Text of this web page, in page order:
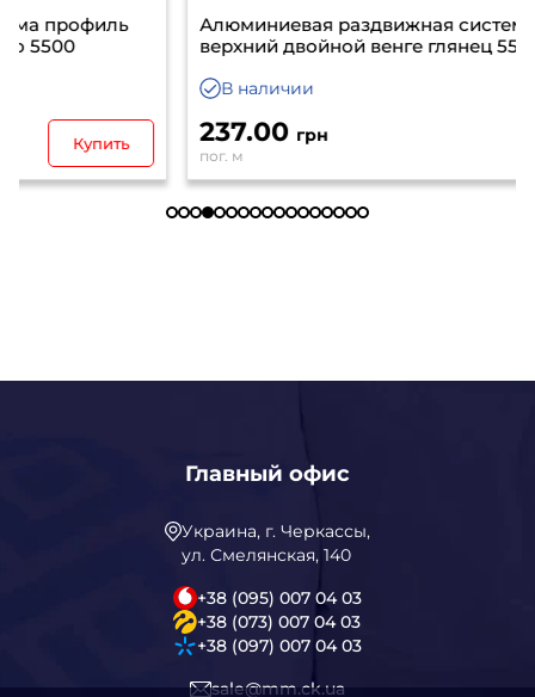
Алюминиевая раздвижная система рельс
верхний двойной венге глянец 5500
237.00
пог. м
Главный офис
Украина, г. Черкассы,
ул. Смелянская, 140
+38 (095) 007 04 03
+38 (073) 007 04 03
+38 (097) 007 04 03
sale@mm.ck.ua